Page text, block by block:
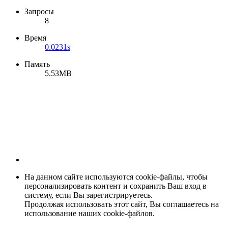
Запросы
8
Время
0.0231s
Память
5.53MB
На данном сайте используются cookie-файлы, чтобы
персонализировать контент и сохранить Ваш вход в
систему, если Вы зарегистрируетесь.
Продолжая использовать этот сайт, Вы соглашаетесь на
использование наших cookie-файлов.